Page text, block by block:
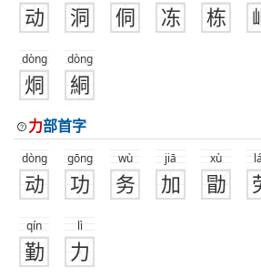
动 洞 侗 冻 栋
dòng
烔
dòng
絧
力部首字
dòng
动
gōng
功
wù
务
jiā
加
xù
勖
qín
勤
lì
力